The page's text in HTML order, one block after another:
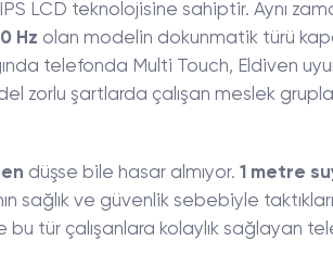
LCD teknolojisine sahiptir. Aynı
Hz olan modelin dokunmatik türü
telefonda Multi Touch, Eldiven
zorlu şartlarda çalışan meslek
düşse bile hasar almıyor. 1 metre
sağlık ve güvenlik sebebiyle taktıkları
tür çalışanlara kolaylık sağlayan